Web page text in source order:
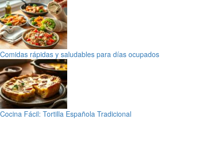
Comidas rápidas y saludables para días ocupados
Cocina Fácil: Tortilla Española Tradicional